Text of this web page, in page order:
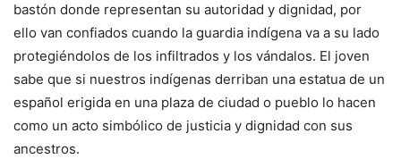
bastón donde representan su autoridad y dignidad, por
ello van confiados cuando la guardia indígena va a su lado
protegiéndolos de los infiltrados y los vándalos. El joven
sabe que si nuestros indígenas derriban una estatua de un
español erigida en una plaza de ciudad o pueblo lo hacen
como un acto simbólico de justicia y dignidad con sus
ancestros.